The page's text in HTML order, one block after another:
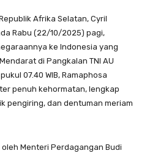
Afrika Selatan, Cyril
Rabu (22/10/2025) pagi,
ke Indonesia yang
di Pangkalan TNI AU
07.40 WIB, Ramaphosa
penuh kehormatan, lengkap
pengiring, dan dentuman meriam
Menteri Perdagangan Budi